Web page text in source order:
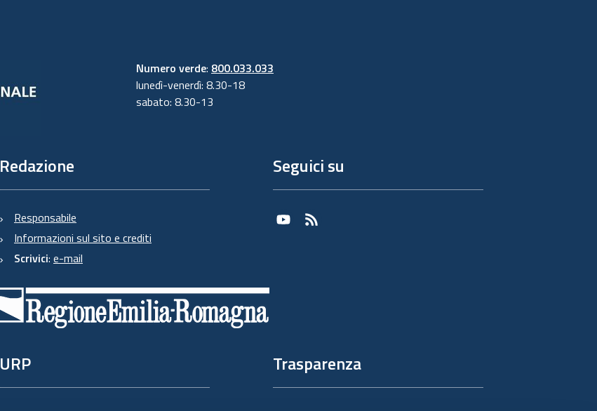
Numero verde: 800.033.033
lunedì-venerdì: 8.30-18
sabato: 8.30-13
Redazione
Responsabile
Informazioni sul sito e crediti
Scrivici: e-mail
Seguici su
Youtube
RSS
URP Trasparenza